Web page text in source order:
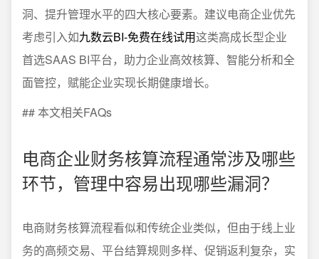
洞、提升管理水平的四大核心要素。建议电商企业优先
考虑引入如九数云BI-免费在线试用这类高成长型企业
首选SAAS BI平台，助力企业高效核算、智能分析和全
面管控，赋能企业实现长期健康增长。
## 本文相关FAQs
电商企业财务核算流程通常涉及哪些
环节，管理中容易出现哪些漏洞？
电商财务核算流程看似和传统企业类似，但由于线上业
务的高频交易、平台结算规则多样、促销返利复杂，实